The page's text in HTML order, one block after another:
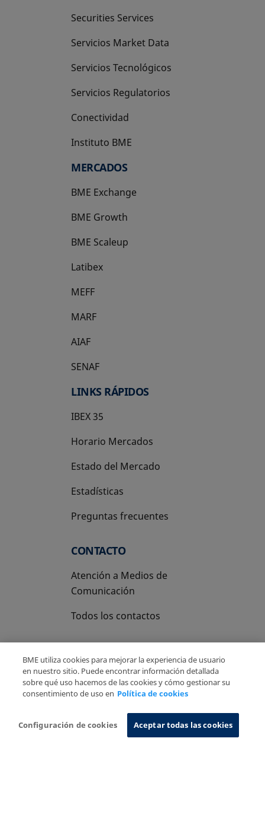
Securities Services
Servicios Market Data
Servicios Tecnológicos
Servicios Regulatorios
Conectividad
Instituto BME
se abre en una pestaña nueva
MERCADOS
BME Exchange
BME Growth
se abre en una pestaña nueva
BME Scaleup
se abre en una pestaña nueva
Latibex
se abre en una pestaña nueva
MEFF
se abre en una pestaña nueva
MARF
AIAF
SENAF
LINKS RÁPIDOS
IBEX 35
Horario Mercados
Estado del Mercado
Estadísticas
Preguntas frecuentes
CONTACTO
Atención a Medios de
Comunicación
Todos los contactos
Copyright Ⓒ BME 2026
Aviso Legal
Sistema de Información
BME utiliza cookies para mejorar la experiencia de usuario
en nuestro sitio. Puede encontrar información detallada
sobre qué uso hacemos de las cookies y cómo gestionar su
consentimiento de uso en Política de cookies
Configuración de cookies Aceptar todas las cookies